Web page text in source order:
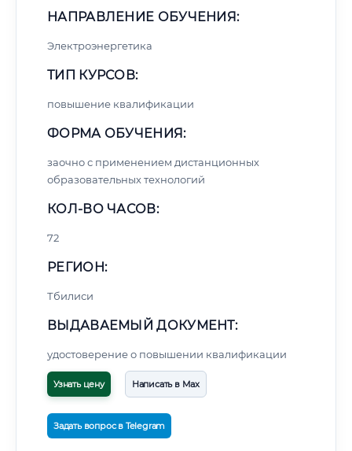
НАПРАВЛЕНИЕ ОБУЧЕНИЯ:
Электроэнергетика
ТИП КУРСОВ:
повышение квалификации
ФОРМА ОБУЧЕНИЯ:
заочно с применением дистанционных
образовательных технологий
КОЛ-ВО ЧАСОВ:
72
РЕГИОН:
Тбилиси
ВЫДАВАЕМЫЙ ДОКУМЕНТ:
удостоверение о повышении квалификации
Узнать цену Написать в Max
Задать вопрос в Telegram